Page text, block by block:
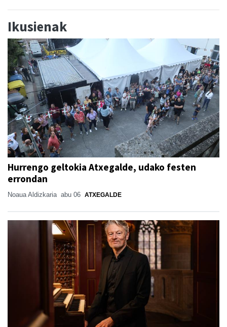
Ikusienak
Hurrengo geltokia Atxegalde, udako festen
errondan
Noaua Aldizkaria abu 06 ATXEGALDE